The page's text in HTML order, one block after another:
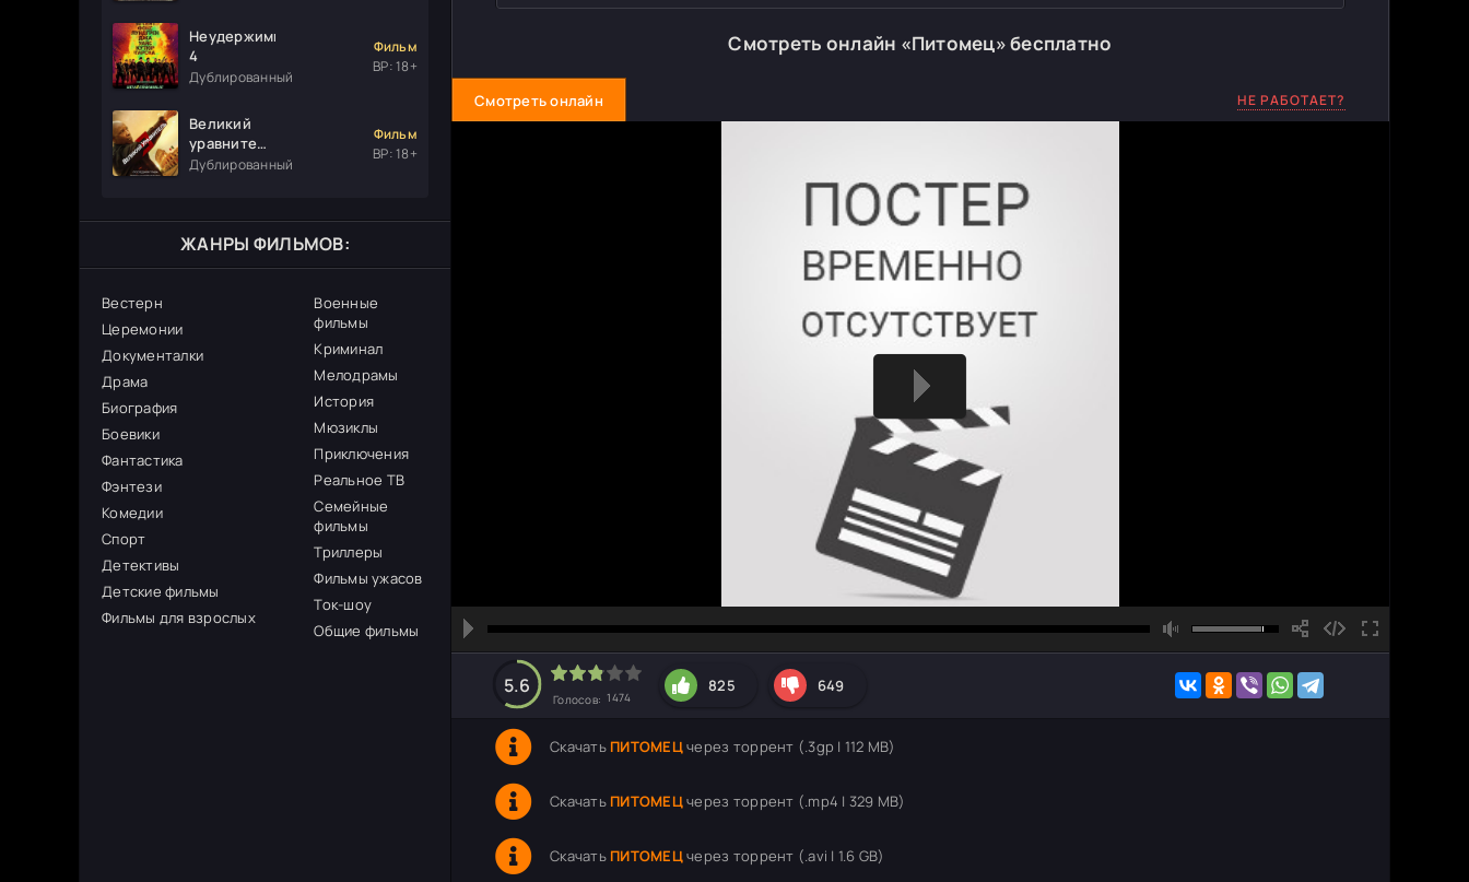
Неудержимые
4
Дублированный
Фильм
ВР: 18+
Великий
уравнитель
3
Дублированный
Фильм
ВР: 18+
ЖАНРЫ ФИЛЬМОВ:
Вестерн
Церемонии
Документалки
Драма
Биография
Боевики
Фантастика
Фэнтези
Комедии
Спорт
Детективы
Детские фильмы
Фильмы для взрослых
Военные
фильмы
Криминал
Мелодрамы
История
Мюзиклы
Приключения
Реальное ТВ
Семейные
фильмы
Триллеры
Фильмы ужасов
Ток-шоу
Общие фильмы
Смотреть онлайн «Питомец» бесплатно
Смотреть онлайн НЕ РАБОТАЕТ?
hd2160
hd1440
highres
hd1080
hd720
large
medium
small
tiny
5.6
Голосов: 1474
825 649
Скачать ПИТОМЕЦчерез торрент (.3gp | 112 MB)
Скачать ПИТОМЕЦчерез торрент (.mp4 | 329 MB)
Скачать ПИТОМЕЦчерез торрент (.avi | 1.6 GB)